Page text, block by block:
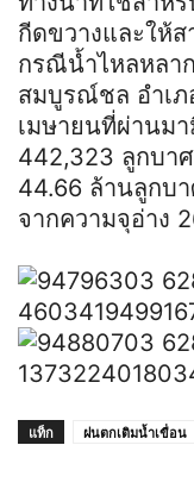
กีดขวางและให้
กรณีน้ำไหลหลา
สมบูรณ์ชล อำเ
เมษายนที่ผ่านม
442,323 ลูกบา
44.66 ล้านลูกบ
จากความจุอ่าง
แท็ก ฝนตกเติมน้ำเขื่อน